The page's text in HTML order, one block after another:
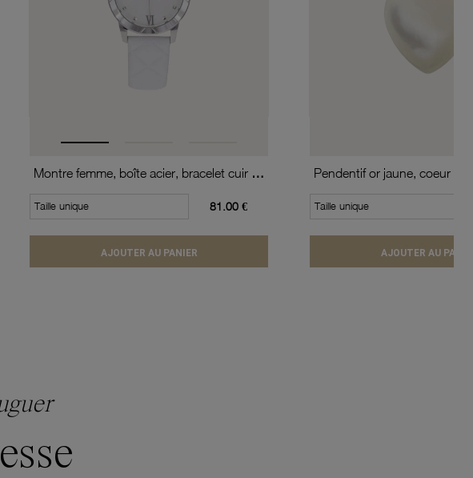
Montre femme, boîte acier, bracelet cuir de vache et verre minéral
Taille unique 81.00 €
AJOUTER AU PANIER
Pendentif or jaune, coeur en
Taille unique
AJOUTER AU